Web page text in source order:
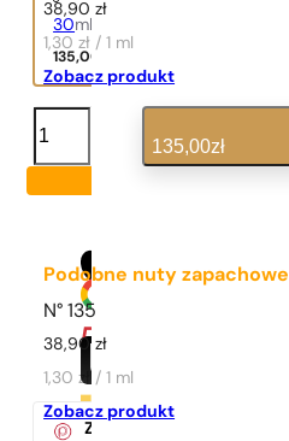
38,90zł
1,30 zł / 1 ml
Zobacz produkt
Podobne nuty zapachowe
N° 135
38,90zł
1,30 zł / 1 ml
Zobacz produkt
30ml
135,00
ilość
Eternity
135,00zł
Za zakup tego produktu